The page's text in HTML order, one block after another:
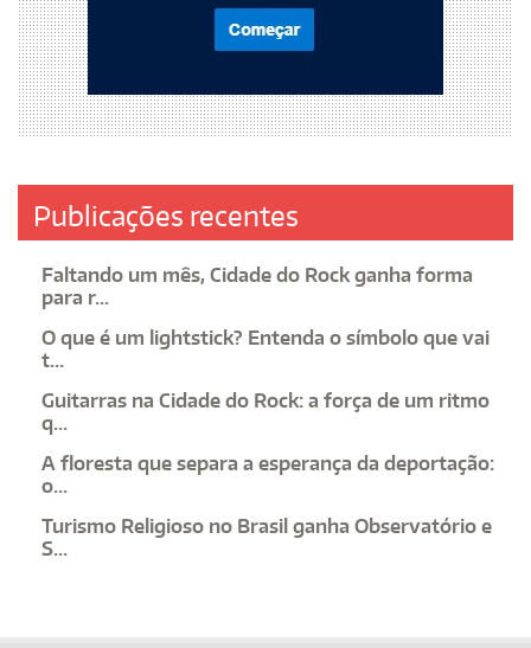
Publicações recentes
Faltando um mês, Cidade do Rock ganha forma
para r...
O que é um lightstick? Entenda o símbolo que vai
t...
Guitarras na Cidade do Rock: a força de um ritmo
q...
A floresta que separa a esperança da deportação:
o...
Turismo Religioso no Brasil ganha Observatório e
S...